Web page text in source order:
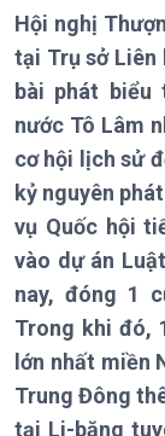
Chính trị
Tin Chính trị
Chính phủ với
Quốc hội với cử
Xây dựng đảng
Đảng trong cuộc
Nhận diện sự thật
Pháp luật và đời
Kinh tế
Tin Kinh tế
Trước giờ mở
Hội nghị
tại Trụ sở Liên
bài phát
nước Tô Lâm
cơ hội lịch sử
kỷ nguyên
vụ Quốc hội
vào dự án
nay, đóng 1
Trong khi đó,
lớn nhất miền
Trung Đông
tại Li-băng